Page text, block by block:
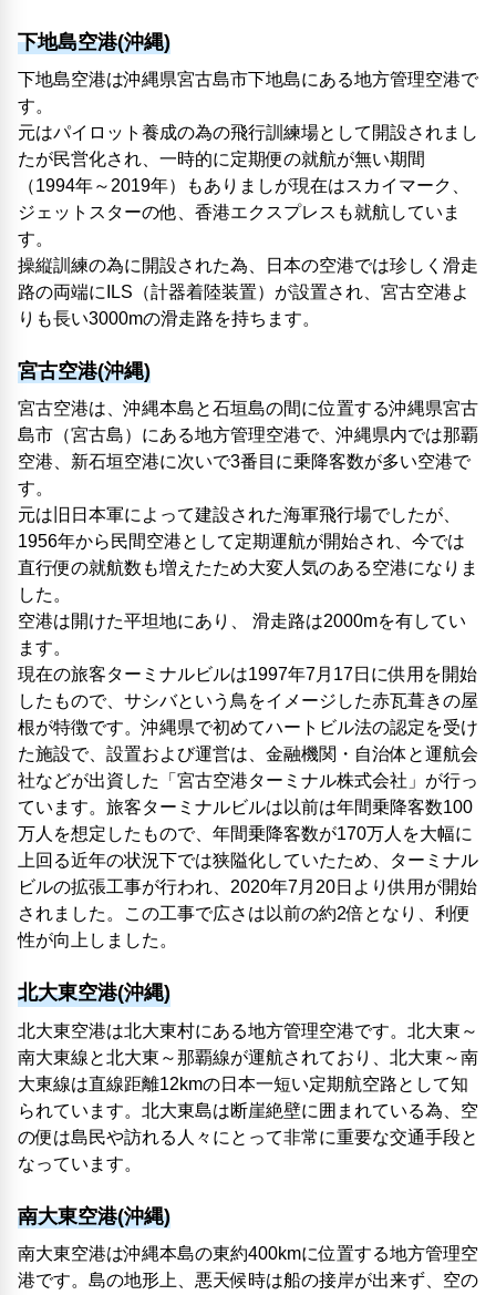
下地島空港(沖縄)
下地島空港は沖縄県宮古島市下地島にある地方管理空港で
す。
元はパイロット養成の為の飛行訓練場として開設されまし
たが民営化され、一時的に定期便の就航が無い期間
（1994年～2019年）もありましが現在はスカイマーク、
ジェットスターの他、香港エクスプレスも就航していま
す。
操縦訓練の為に開設された為、日本の空港では珍しく滑走
路の両端にILS（計器着陸装置）が設置され、宮古空港よ
りも長い3000mの滑走路を持ちます。
宮古空港(沖縄)
宮古空港は、沖縄本島と石垣島の間に位置する沖縄県宮古
島市（宮古島）にある地方管理空港で、沖縄県内では那覇
空港、新石垣空港に次いで3番目に乗降客数が多い空港で
す。
元は旧日本軍によって建設された海軍飛行場でしたが、
1956年から民間空港として定期運航が開始され、今では
直行便の就航数も増えたため大変人気のある空港になりま
した。
空港は開けた平坦地にあり、 滑走路は2000mを有してい
ます。
現在の旅客ターミナルビルは1997年7月17日に供用を開始
したもので、サシバという鳥をイメージした赤瓦葺きの屋
根が特徴です。沖縄県で初めてハートビル法の認定を受け
た施設で、設置および運営は、金融機関・自治体と運航会
社などが出資した「宮古空港ターミナル株式会社」が行っ
ています。旅客ターミナルビルは以前は年間乗降客数100
万人を想定したもので、年間乗降客数が170万人を大幅に
上回る近年の状況下では狭隘化していたため、ターミナル
ビルの拡張工事が行われ、2020年7月20日より供用が開始
されました。この工事で広さは以前の約2倍となり、利便
性が向上しました。
北大東空港(沖縄)
北大東空港は北大東村にある地方管理空港です。北大東～
南大東線と北大東～那覇線が運航されており、北大東～南
大東線は直線距離12kmの日本一短い定期航空路として知
られています。北大東島は断崖絶壁に囲まれている為、空
の便は島民や訪れる人々にとって非常に重要な交通手段と
なっています。
南大東空港(沖縄)
南大東空港は沖縄本島の東約400kmに位置する地方管理空
港です。島の地形上、悪天候時は船の接岸が出来ず、空の